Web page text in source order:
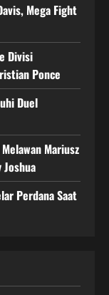
Mega Fight
Divisi
Ponce
Duel
Mariusz
Perdana Saat